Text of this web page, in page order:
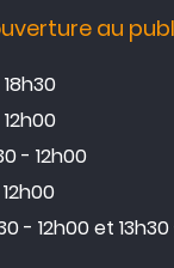
au
- 12h00
- 12h00 et 13h30